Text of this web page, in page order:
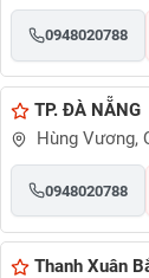
0948020788
TP. ĐÀ NẴNG
Hùng Vương,
0948020788
Thanh Xuân